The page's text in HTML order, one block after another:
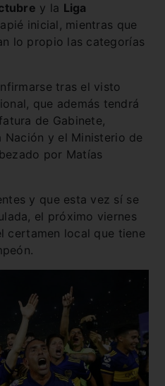
y la Liga
inicial, mientras que
lo propio las categorías
tras el visto
que además tendrá
de Gabinete,
Nación y el Ministerio de
por Matías
y que esta vez sí se
el próximo viernes
certamen local que tiene